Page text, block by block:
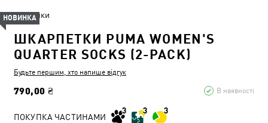
Жінки
ШКАРПЕТКИ PUMA WOMEN'S
QUARTER SOCKS (2-PACK)
Будьте першим, хто напише відгук
790,00 ₴ В наявності
НОВИНКА
ПОКУПКА ЧАСТИНАМИ